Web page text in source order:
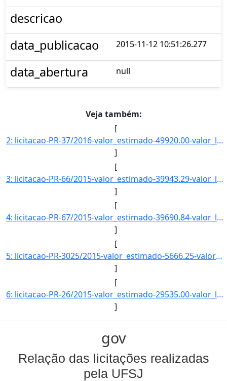
descricao
data_publicacao
2015-11-12 10:51:26.277
data_abertura null
Veja também:
[
2: licitacao-PR-37/2016-valor_estimado-49920.00-valor_licitado-0.00-status-CADASTRADO-descricao-AQUISIC]
]
[
3: licitacao-PR-66/2015-valor_estimado-39943.29-valor_licitado-0.00-status-CADASTRADO-descricao--data_p]
]
[
4: licitacao-PR-67/2015-valor_estimado-39690.84-valor_licitado-0.00-status-CADASTRADO-descricao--data_p]
]
[
5: licitacao-PR-3025/2015-valor_estimado-5666.25-valor_licitado-0.00-status-CADASTRADO-descricao--data_]
]
[
6: licitacao-PR-26/2015-valor_estimado-29535.00-valor_licitado-0.00-status-LICITACAO-descricao-CONTRATA]
]
gov
Relação das licitações realizadas
pela UFSJ